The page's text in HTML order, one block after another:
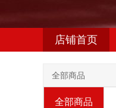
店铺首页
全部商品
全部商品